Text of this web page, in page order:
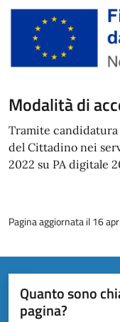
Modalità di
Tramite candidatura
del Cittadino nei
2022 su PA digitale
Pagina aggiornata il 16
Quanto sono
pagina?